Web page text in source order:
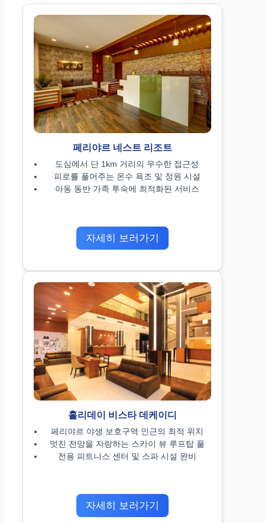
페리야르 네스트 리조트
도심에서 단 1km 거리의 우수한 접근성
피로를 풀어주는 온수 욕조 및 정원 시설
아동 동반 가족 투숙에 최적화된 서비스
자세히 보러가기
홀리데이 비스타 데케이디
페리야르 야생 보호구역 인근의 최적 위치
멋진 전망을 자랑하는 스카이 뷰 루프탑 풀
전용 피트니스 센터 및 스파 시설 완비
자세히 보러가기